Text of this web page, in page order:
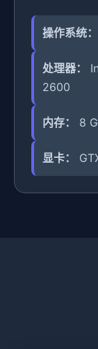
操作系统：
处理器：
2600
内存： 8
显卡：